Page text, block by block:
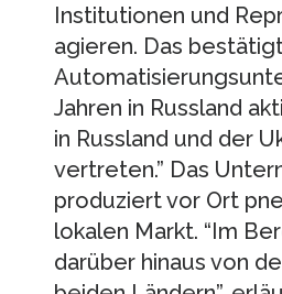
Institutionen und
agieren. Das
Jahren in Russland
in Russland und der
vertreten.” Das
produziert vor Ort
lokalen Markt. “Im
darüber hinaus von